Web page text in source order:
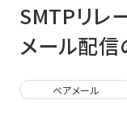
SMTPリレ
メール配
ベアメール